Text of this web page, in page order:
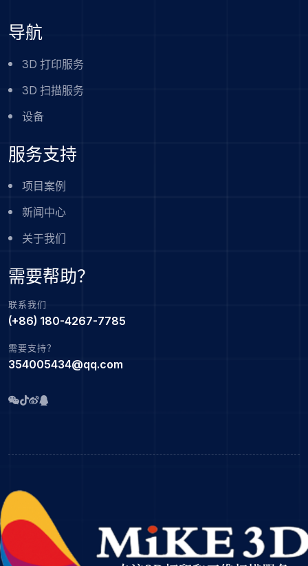
导航
3D 打印服务
3D 扫描服务
设备
服务支持
项目案例
新闻中心
关于我们
需要帮助？
联系我们
(+86) 180-4267-7785
需要支持？
354005434@qq.com